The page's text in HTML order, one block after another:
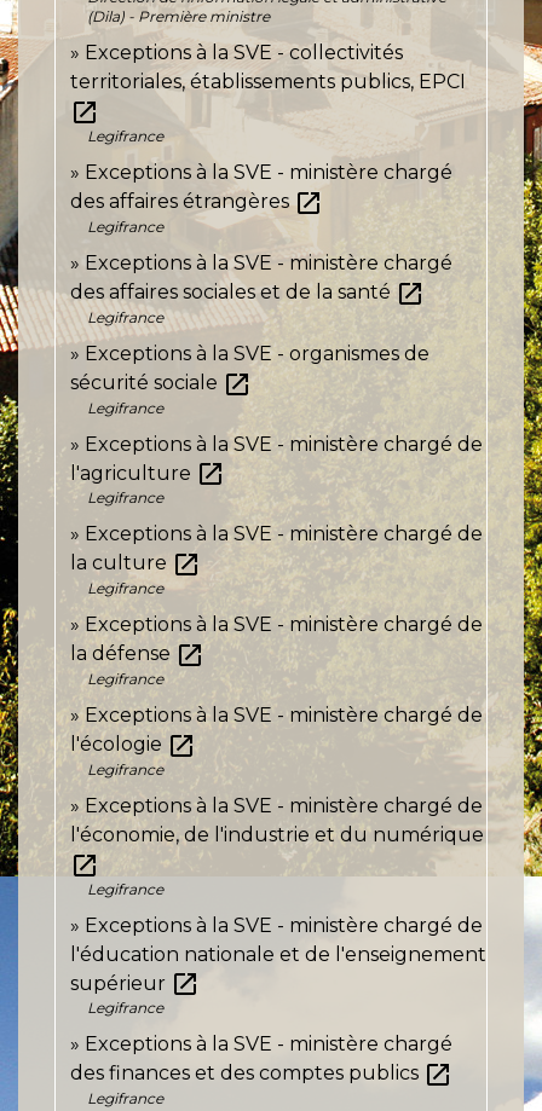
(Dila) - Première ministre
Exceptions à la SVE - collectivités
territoriales, établissements publics, EPCI
open_in_new
Legifrance
Exceptions à la SVE - ministère chargé
des affaires étrangèresopen_in_new
Legifrance
Exceptions à la SVE - ministère chargé
des affaires sociales et de la santé open_in_new
Legifrance
Exceptions à la SVE - organismes de
sécurité sociale open_in_new
Legifrance
Exceptions à la SVE - ministère chargé de
l'agriculture open_in_new
Legifrance
Exceptions à la SVE - ministère chargé de
la culture open_in_new
Legifrance
Exceptions à la SVE - ministère chargé de
la défense open_in_new
Legifrance
Exceptions à la SVE - ministère chargé de
l'écologie open_in_new
Legifrance
Exceptions à la SVE - ministère chargé de
l'économie, de l'industrie et du numérique
open_in_new
Legifrance
Exceptions à la SVE - ministère chargé de
l'éducation nationale et de l'enseignement
supérieur open_in_new
Legifrance
Exceptions à la SVE - ministère chargé
des finances et des comptes publics open_in_new
Legifrance